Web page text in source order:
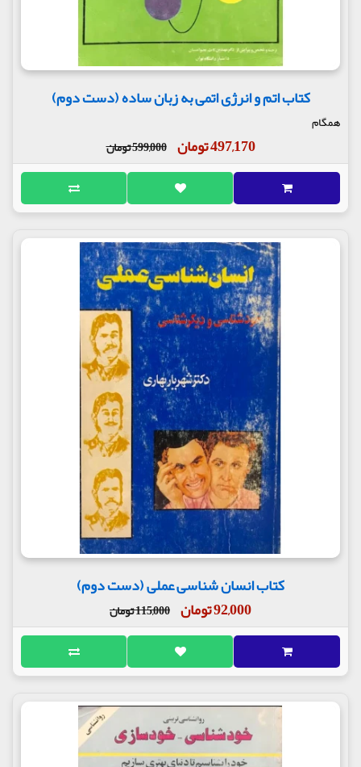
کتاب اتم و انرژی اتمی به زبان ساده (دست دوم)
همگام
497,170 تومان 599,000 تومان
کتاب انسان شناسی عملی (دست دوم)
92,000 تومان
115,000 تومان